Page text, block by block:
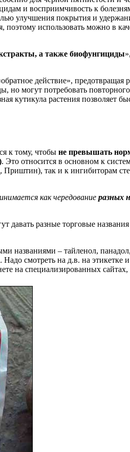
и восприимчивость к
улучшения покрытия и
использовать можно в
а также биофунгициды
действие», предотвращая
но могут потребовать
кутикула растения позволяет
к тому, чтобы не превышать
. Это относится в основном к
так и к ингибиторам
как чередование разных
давать разные торговые
названиями – тайленол,
смотреть на д.в. на этикетке
на специализированных сайтах,